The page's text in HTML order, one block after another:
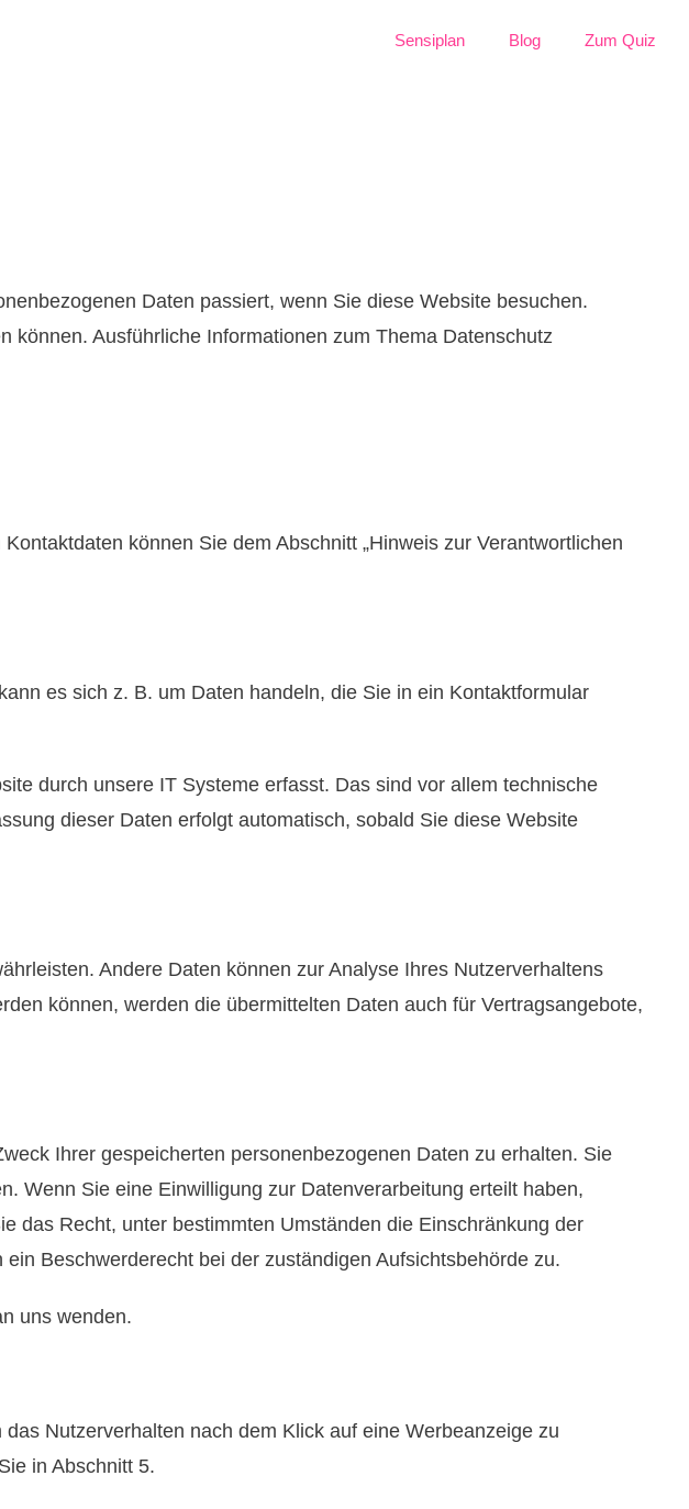
Sensiplan Blog Zum Quiz
Daten passiert, wenn Sie diese Website besuchen.
können. Ausführliche Informationen zum Thema Datenschutz
können Sie dem Abschnitt „Hinweis zur Verantwortlichen
es sich z. B. um Daten handeln, die Sie in ein Kontaktformular
durch unsere IT Systeme erfasst. Das sind vor allem technische
dieser Daten erfolgt automatisch, sobald Sie diese Website
Andere Daten können zur Analyse Ihres Nutzerverhaltens
können, werden die übermittelten Daten auch für Vertragsangebote,
Ihrer gespeicherten personenbezogenen Daten zu erhalten. Sie
Wenn Sie eine Einwilligung zur Datenverarbeitung erteilt haben,
das Recht, unter bestimmten Umständen die Einschränkung der
Beschwerderecht bei der zuständigen Aufsichtsbehörde zu.
uns wenden.
Nutzerverhalten nach dem Klick auf eine Werbeanzeige zu
in Abschnitt 5.